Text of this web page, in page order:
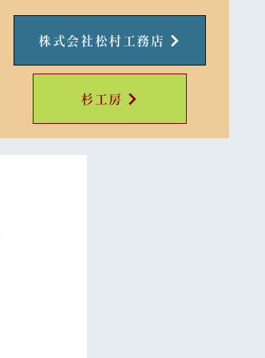
株式会社松村工務店
杉工房